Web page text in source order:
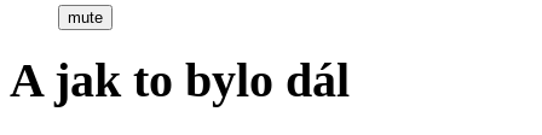
mute
A jak to bylo dál